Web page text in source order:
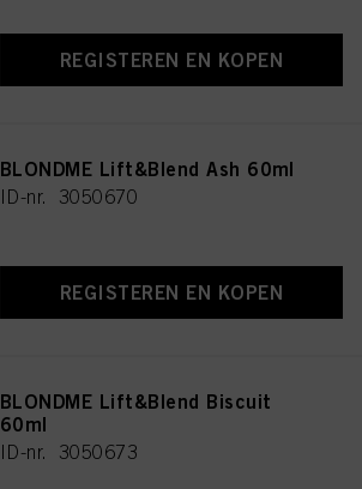
REGISTEREN EN KOPEN
BLONDME Lift&Blend Ash 60ml
ID-nr. 3050670
REGISTEREN EN KOPEN
BLONDME Lift&Blend Biscuit
60ml
ID-nr. 3050673